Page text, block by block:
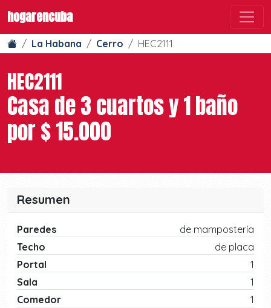
hogarencuba
La Habana Cerro HEC2111
HEC2111
Casa de 3 cuartos y 1 baño
por $ 15.000
Resumen
Paredes
de mampostería
Techo
de placa
Portal
1
Sala
1
Comedor
1